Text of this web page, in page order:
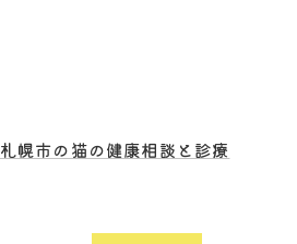
札幌市の猫の健康相談と診療